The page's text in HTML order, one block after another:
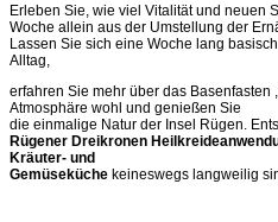
Erleben Sie, wie viel Vitalität und neuen
Woche allein aus der Umstellung der
Lassen Sie sich eine Woche lang
Alltag,
erfahren Sie mehr über das
Atmosphäre wohl und genießen Sie
die einmalige Natur der Insel Rügen.
Rügener Dreikronen
Kräuter- und
Gemüseküche keineswegs langweilig